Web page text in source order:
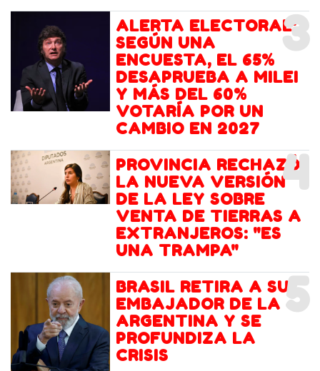
3
ALERTA ELECTORAL:
SEGÚN UNA
ENCUESTA, EL 65%
DESAPRUEBA A MILEI
Y MÁS DEL 60%
VOTARÍA POR UN
CAMBIO EN 2027
4
PROVINCIA RECHAZÓ
LA NUEVA VERSIÓN
DE LA LEY SOBRE
VENTA DE TIERRAS A
EXTRANJEROS: "ES
UNA TRAMPA"
5
BRASIL RETIRA A SU
EMBAJADOR DE LA
ARGENTINA Y SE
PROFUNDIZA LA
CRISIS